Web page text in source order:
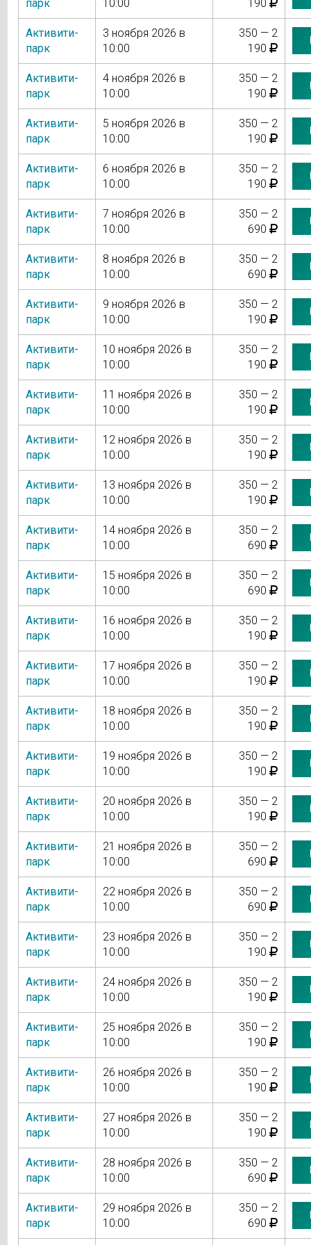
парк 10:00 190
Активити-
парк
3 ноября 2026 в
10:00
350 — 2
190
Активити-
парк
4 ноября 2026 в
10:00
350 — 2
190
Активити-
парк
5 ноября 2026 в
10:00
350 — 2
190
Активити-
парк
6 ноября 2026 в
10:00
350 — 2
190
Активити-
парк
7 ноября 2026 в
10:00
350 — 2
690
Активити-
парк
8 ноября 2026 в
10:00
350 — 2
690
Активити-
парк
9 ноября 2026 в
10:00
350 — 2
190
Активити-
парк
10 ноября 2026 в
10:00
350 — 2
190
Активити-
парк
11 ноября 2026 в
10:00
350 — 2
190
Активити-
парк
12 ноября 2026 в
10:00
350 — 2
190
Активити-
парк
13 ноября 2026 в
10:00
350 — 2
190
Активити-
парк
14 ноября 2026 в
10:00
350 — 2
690
Активити-
парк
15 ноября 2026 в
10:00
350 — 2
690
Активити-
парк
16 ноября 2026 в
10:00
350 — 2
190
Активити-
парк
17 ноября 2026 в
10:00
350 — 2
190
Активити-
парк
18 ноября 2026 в
10:00
350 — 2
190
Активити-
парк
19 ноября 2026 в
10:00
350 — 2
190
Активити-
парк
20 ноября 2026 в
10:00
350 — 2
190
Активити-
парк
21 ноября 2026 в
10:00
350 — 2
690
Активити-
парк
22 ноября 2026 в
10:00
350 — 2
690
Активити-
парк
23 ноября 2026 в
10:00
350 — 2
190
Активити-
парк
24 ноября 2026 в
10:00
350 — 2
190
Активити-
парк
25 ноября 2026 в
10:00
350 — 2
190
Активити-
парк
26 ноября 2026 в
10:00
350 — 2
190
Активити-
парк
27 ноября 2026 в
10:00
350 — 2
190
Активити-
парк
28 ноября 2026 в
10:00
350 — 2
690
Активити-
парк
29 ноября 2026 в
10:00
350 — 2
690